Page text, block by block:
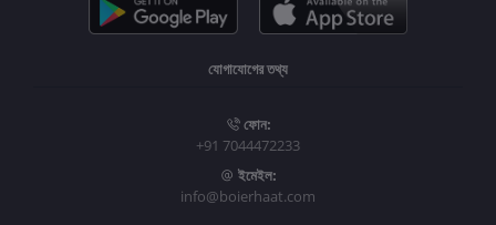
যোগাযোগের তথ্য
ফোন:
+91 7044472233
ইমেইল:
info@boierhaat.com